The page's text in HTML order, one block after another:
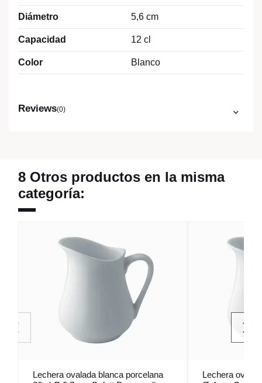
Diámetro 5,6 cm
Capacidad 12 cl
Color Blanco
Reviews(0)
8 Otros productos en la misma
categoría:
Lechera ovalada blanca porcelana
Lechera oval